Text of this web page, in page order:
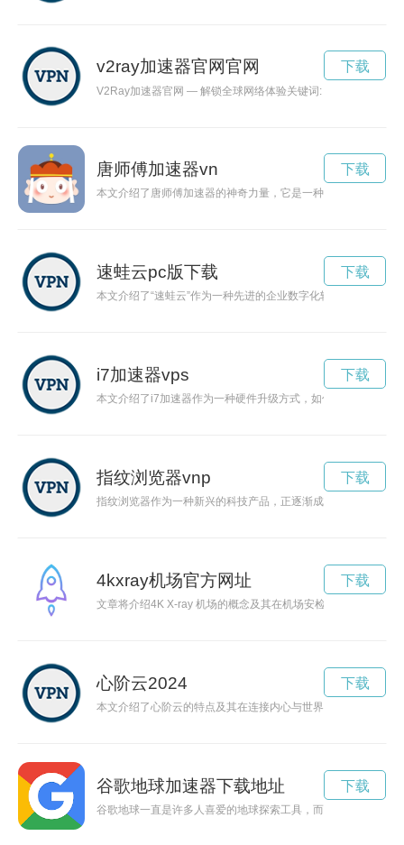
v2ray加速器官网官网
V2Ray加速器官网 — 解锁全球网络体验关键词: V2Ray加速器
下载
唐师傅加速器vn
本文介绍了唐师傅加速器的神奇力量，它是一种科技创新产品
下载
速蛙云pc版下载
本文介绍了“速蛙云”作为一种先进的企业数字化转型解决方案
下载
i7加速器vps
本文介绍了i7加速器作为一种硬件升级方式，如何提升电脑性能
下载
指纹浏览器vnp
指纹浏览器作为一种新兴的科技产品，正逐渐成为人们生活的
下载
4kxray机场官方网址
文章将介绍4K X-ray 机场的概念及其在机场安检中的应用，探
下载
心阶云2024
本文介绍了心阶云的特点及其在连接内心与世界之间扮演的桥
下载
谷歌地球加速器下载地址
谷歌地球一直是许多人喜爱的地球探索工具，而现在谷歌地球
下载